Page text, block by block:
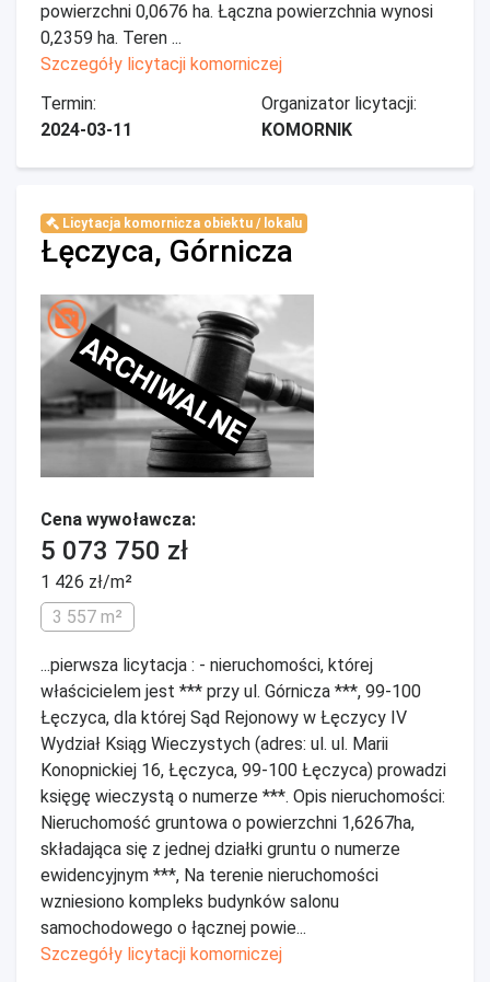
powierzchni 0,0676 ha. Łączna powierzchnia wynosi
0,2359 ha. Teren ...
Szczegóły licytacji komorniczej
Termin:
2024-03-11
Organizator licytacji:
KOMORNIK
Licytacja komornicza obiektu / lokalu
Łęczyca, Górnicza
ARCHIWALNE
Cena wywoławcza:
5 073 750 zł
1 426 zł/m²
3 557 m²
...pierwsza licytacja : - nieruchomości, której
właścicielem jest *** przy ul. Górnicza ***, 99-100
Łęczyca, dla której Sąd Rejonowy w Łęczycy IV
Wydział Ksiąg Wieczystych (adres: ul. ul. Marii
Konopnickiej 16, Łęczyca, 99-100 Łęczyca) prowadzi
księgę wieczystą o numerze ***. Opis nieruchomości:
Nieruchomość gruntowa o powierzchni 1,6267ha,
składająca się z jednej działki gruntu o numerze
ewidencyjnym ***, Na terenie nieruchomości
wzniesiono kompleks budynków salonu
samochodowego o łącznej powie...
Szczegóły licytacji komorniczej